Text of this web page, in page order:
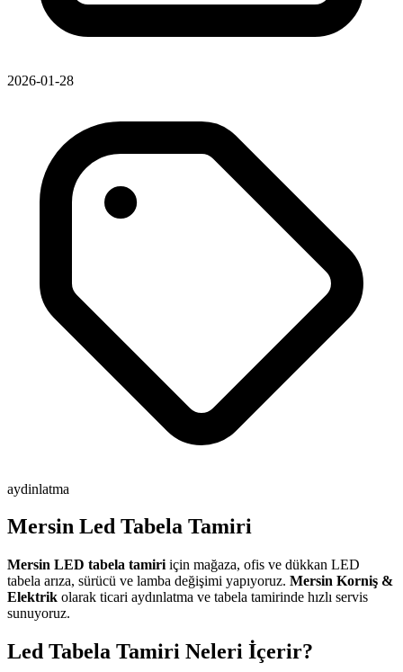
2026-01-28
aydinlatma
Mersin Led Tabela Tamiri
Mersin LED tabela tamiri için mağaza, ofis ve dükkan LED
tabela arıza, sürücü ve lamba değişimi yapıyoruz. Mersin Korniş &
Elektrik olarak ticari aydınlatma ve tabela tamirinde hızlı servis
sunuyoruz.
Led Tabela Tamiri Neleri İçerir?